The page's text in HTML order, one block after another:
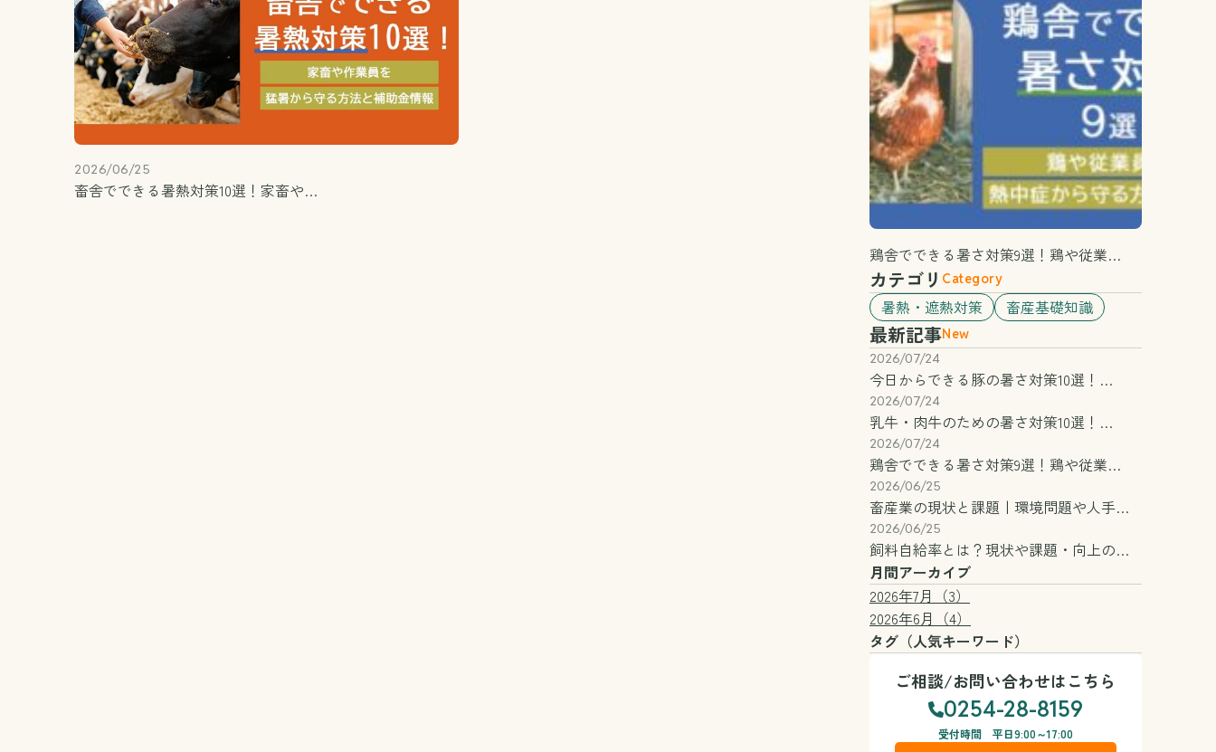
2026/06/25
畜舎でできる暑熱対策10選！家畜や…
鶏舎でできる暑さ対策9選！鶏や従業…
カテゴリ Category
暑熱・遮熱対策 畜産基礎知識
最新記事New
2026/07/24
今日からできる豚の暑さ対策10選！…
2026/07/24
乳牛・肉牛のための暑さ対策10選！…
2026/07/24
鶏舎でできる暑さ対策9選！鶏や従業…
2026/06/25
畜産業の現状と課題丨環境問題や人手…
2026/06/25
飼料自給率とは？現状や課題・向上の…
月間アーカイブ
2026年7月（3）
2026年6月（4）
タグ（人気キーワード）
ご相談/お問い合わせはこちら
0254-28-8159
受付時間 平日9:00～17:00